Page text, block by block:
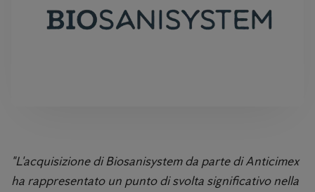
"L'acquisizione di Biosanisystem da parte di Anticimex
ha rappresentato un punto di svolta significativo nella